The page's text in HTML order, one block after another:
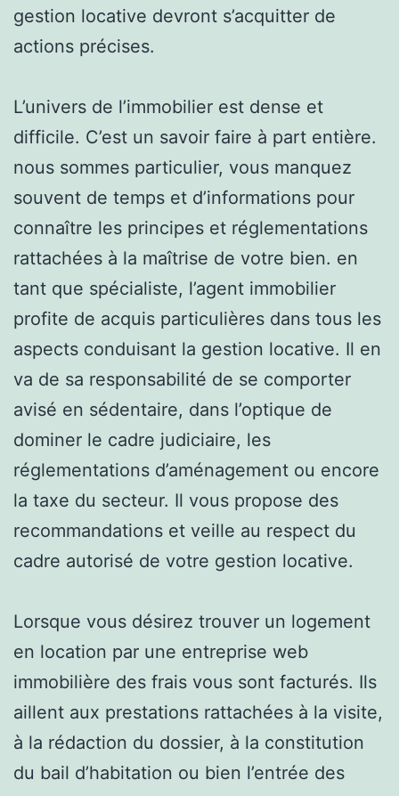
gestion locative devront s’acquitter de
actions précises.
L’univers de l’immobilier est dense et
difficile. C’est un savoir faire à part entière.
nous sommes particulier, vous manquez
souvent de temps et d’informations pour
connaître les principes et réglementations
rattachées à la maîtrise de votre bien. en
tant que spécialiste, l’agent immobilier
profite de acquis particulières dans tous les
aspects conduisant la gestion locative. Il en
va de sa responsabilité de se comporter
avisé en sédentaire, dans l’optique de
dominer le cadre judiciaire, les
réglementations d’aménagement ou encore
la taxe du secteur. Il vous propose des
recommandations et veille au respect du
cadre autorisé de votre gestion locative.
Lorsque vous désirez trouver un logement
en location par une entreprise web
immobilière des frais vous sont facturés. Ils
aillent aux prestations rattachées à la visite,
à la rédaction du dossier, à la constitution
du bail d’habitation ou bien l’entrée des